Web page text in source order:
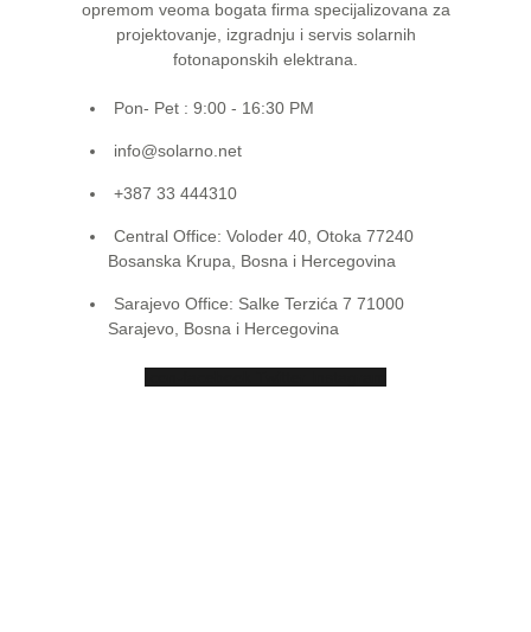
opremom veoma bogata firma specijalizovana za
projektovanje, izgradnju i servis solarnih
fotonaponskih elektrana.
Pon- Pet : 9:00 - 16:30 PM
info@solarno.net
+387 33 444310
Central Office: Voloder 40, Otoka 77240
Bosanska Krupa, Bosna i Hercegovina
Sarajevo Office: Salke Terzića 7 71000
Sarajevo, Bosna i Hercegovina